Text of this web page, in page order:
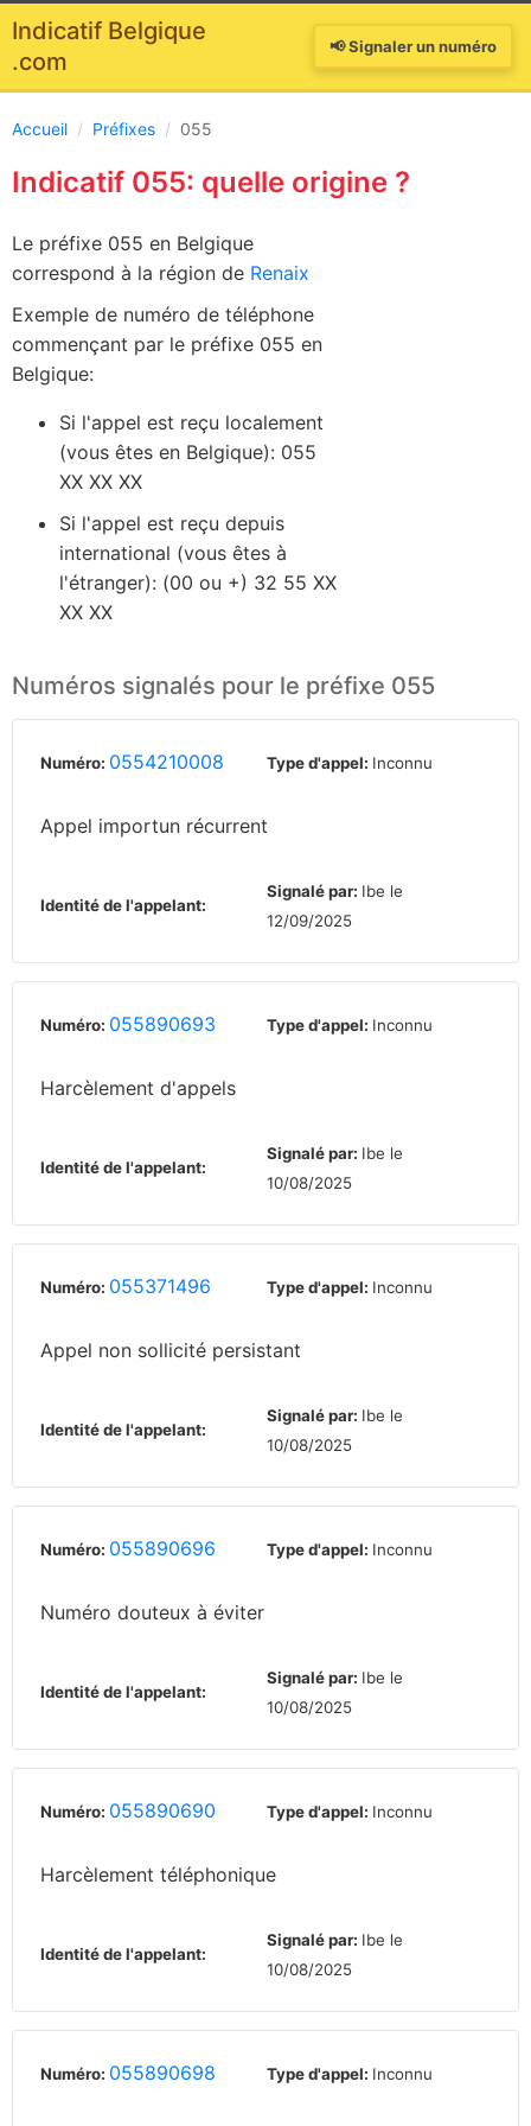
Indicatif Belgique
.com
📢 Signaler un numéro
Accueil / Préfixes / 055
Indicatif 055: quelle origine ?
Le préfixe 055 en Belgique
correspond à la région de Renaix
Exemple de numéro de téléphone
commençant par le préfixe 055 en
Belgique:
Si l'appel est reçu localement
(vous êtes en Belgique): 055
XX XX XX
Si l'appel est reçu depuis
international (vous êtes à
l'étranger): (00 ou +) 32 55 XX
XX XX
Numéros signalés pour le préfixe 055
Numéro: 0554210008 Type d'appel: Inconnu
Appel importun récurrent
Identité de l'appelant:
Signalé par: Ibe le
12/09/2025
Numéro: 055890693 Type d'appel: Inconnu
Harcèlement d'appels
Identité de l'appelant:
Signalé par: Ibe le
10/08/2025
Numéro: 055371496 Type d'appel: Inconnu
Appel non sollicité persistant
Identité de l'appelant:
Signalé par: Ibe le
10/08/2025
Numéro: 055890696 Type d'appel: Inconnu
Numéro douteux à éviter
Identité de l'appelant:
Signalé par: Ibe le
10/08/2025
Numéro: 055890690 Type d'appel: Inconnu
Harcèlement téléphonique
Identité de l'appelant:
Signalé par: Ibe le
10/08/2025
Numéro: 055890698 Type d'appel: Inconnu